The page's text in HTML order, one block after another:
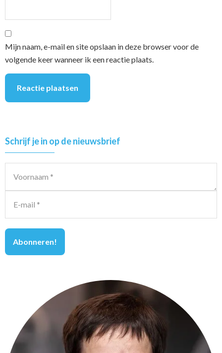
Mijn naam, e-mail en site opslaan in deze browser voor de
volgende keer wanneer ik een reactie plaats.
Primary
Sidebar
Schrijf je in op de nieuwsbrief